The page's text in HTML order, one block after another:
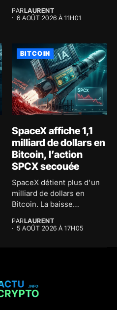
PARLAURENT
6 AOÛT 2026 À 11H01
BITCOIN
SpaceX affiche 1,1
milliard de dollars en
Bitcoin, l’action
SPCX secouée
SpaceX détient plus d'un
milliard de dollars en
Bitcoin. La baisse
PARLAURENT
5 AOÛT 2026 À 17H05